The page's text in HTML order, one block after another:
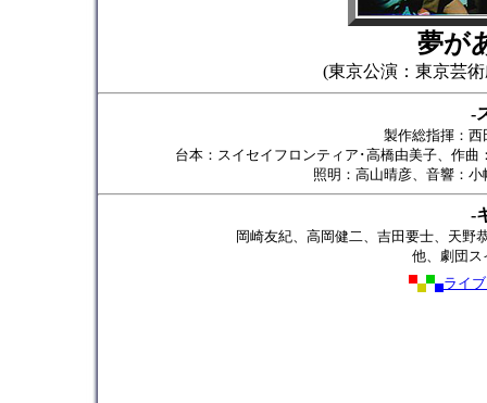
夢が
(東京公演：東京芸
-
製作総指揮：
台本：スイセイフロンティア･高橋由美子、作
照明：高山晴彦、音響：
-
岡崎友紀、高岡健二、吉田要士、天野
他、劇団ス
ライ